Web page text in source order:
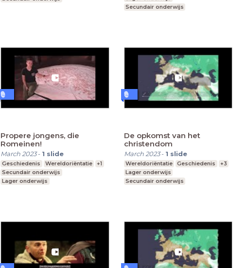
Secundair onderwijs
Propere jongens, die
Romeinen!
March 2023- 1 slide
Geschiedenis Wereldoriëntatie
+1
Secundair onderwijs
Lager onderwijs
De opkomst van het
christendom
March 2023- 1 slide
Wereldoriëntatie Geschiedenis
+3
Lager onderwijs
Secundair onderwijs